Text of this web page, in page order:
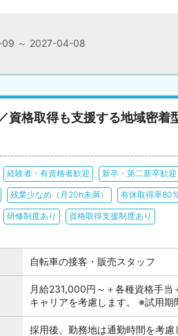
09 ～ 2027-04-08
資格取得も支援する地域密
経験者・有資格者歓迎 新卒・第二新卒歓迎
残業少なめ（月20h未満） 有休取得率
研修制度あり 資格取得支援制度あり
自転車の接客・販売スタッフ
月給231,000円～＋各種資格手
キャリアを考慮します。 ※試用期
採用後、勤務地は通勤時間を考